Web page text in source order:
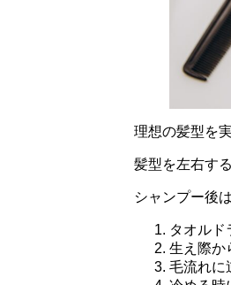
理想の髪型を
髪型を左右す
シャンプー後
タオルド
生え際か
毛流れに